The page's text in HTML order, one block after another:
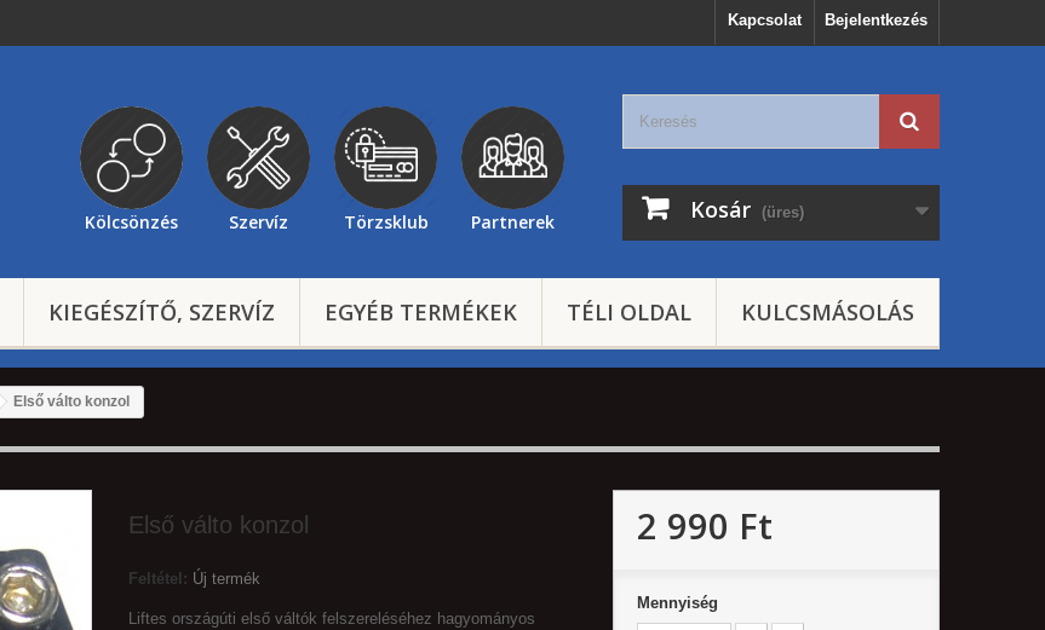
Bejelentkezés
Kapcsolat
Kölcsönzés Szervíz Törzsklub Partnerek Kosár (üres)
KIEGÉSZÍTŐ, SZERVÍZ EGYÉB TERMÉKEK TÉLI OLDAL KULCSMÁSOLÁS
Első válto konzol
Első válto konzol
Feltétel: Új termék
Liftes országúti első váltók felszereléséhez hagyományos
2 990 Ft‎
Mennyiség